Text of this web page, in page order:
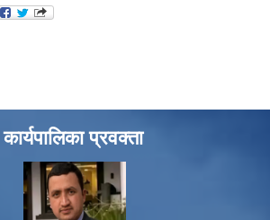
कार्यपालिका प्रवक्ता